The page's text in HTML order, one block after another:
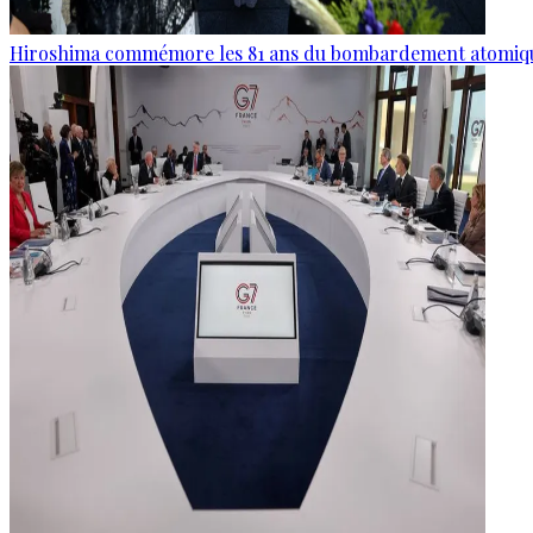
Hiroshima commémore les 81 ans du bombardement